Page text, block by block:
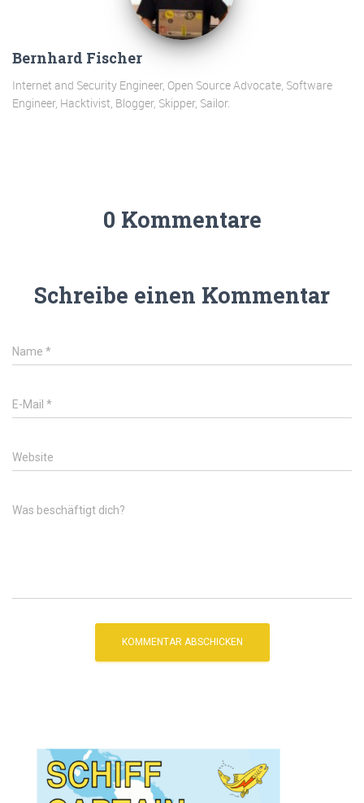
Bernhard Fischer
Internet and Security Engineer, Open Source Advocate, Software
Engineer, Hacktivist, Blogger, Skipper, Sailor.
0 Kommentare
Schreibe einen Kommentar
Name *
E-Mail *
Website
Was beschäftigt dich?